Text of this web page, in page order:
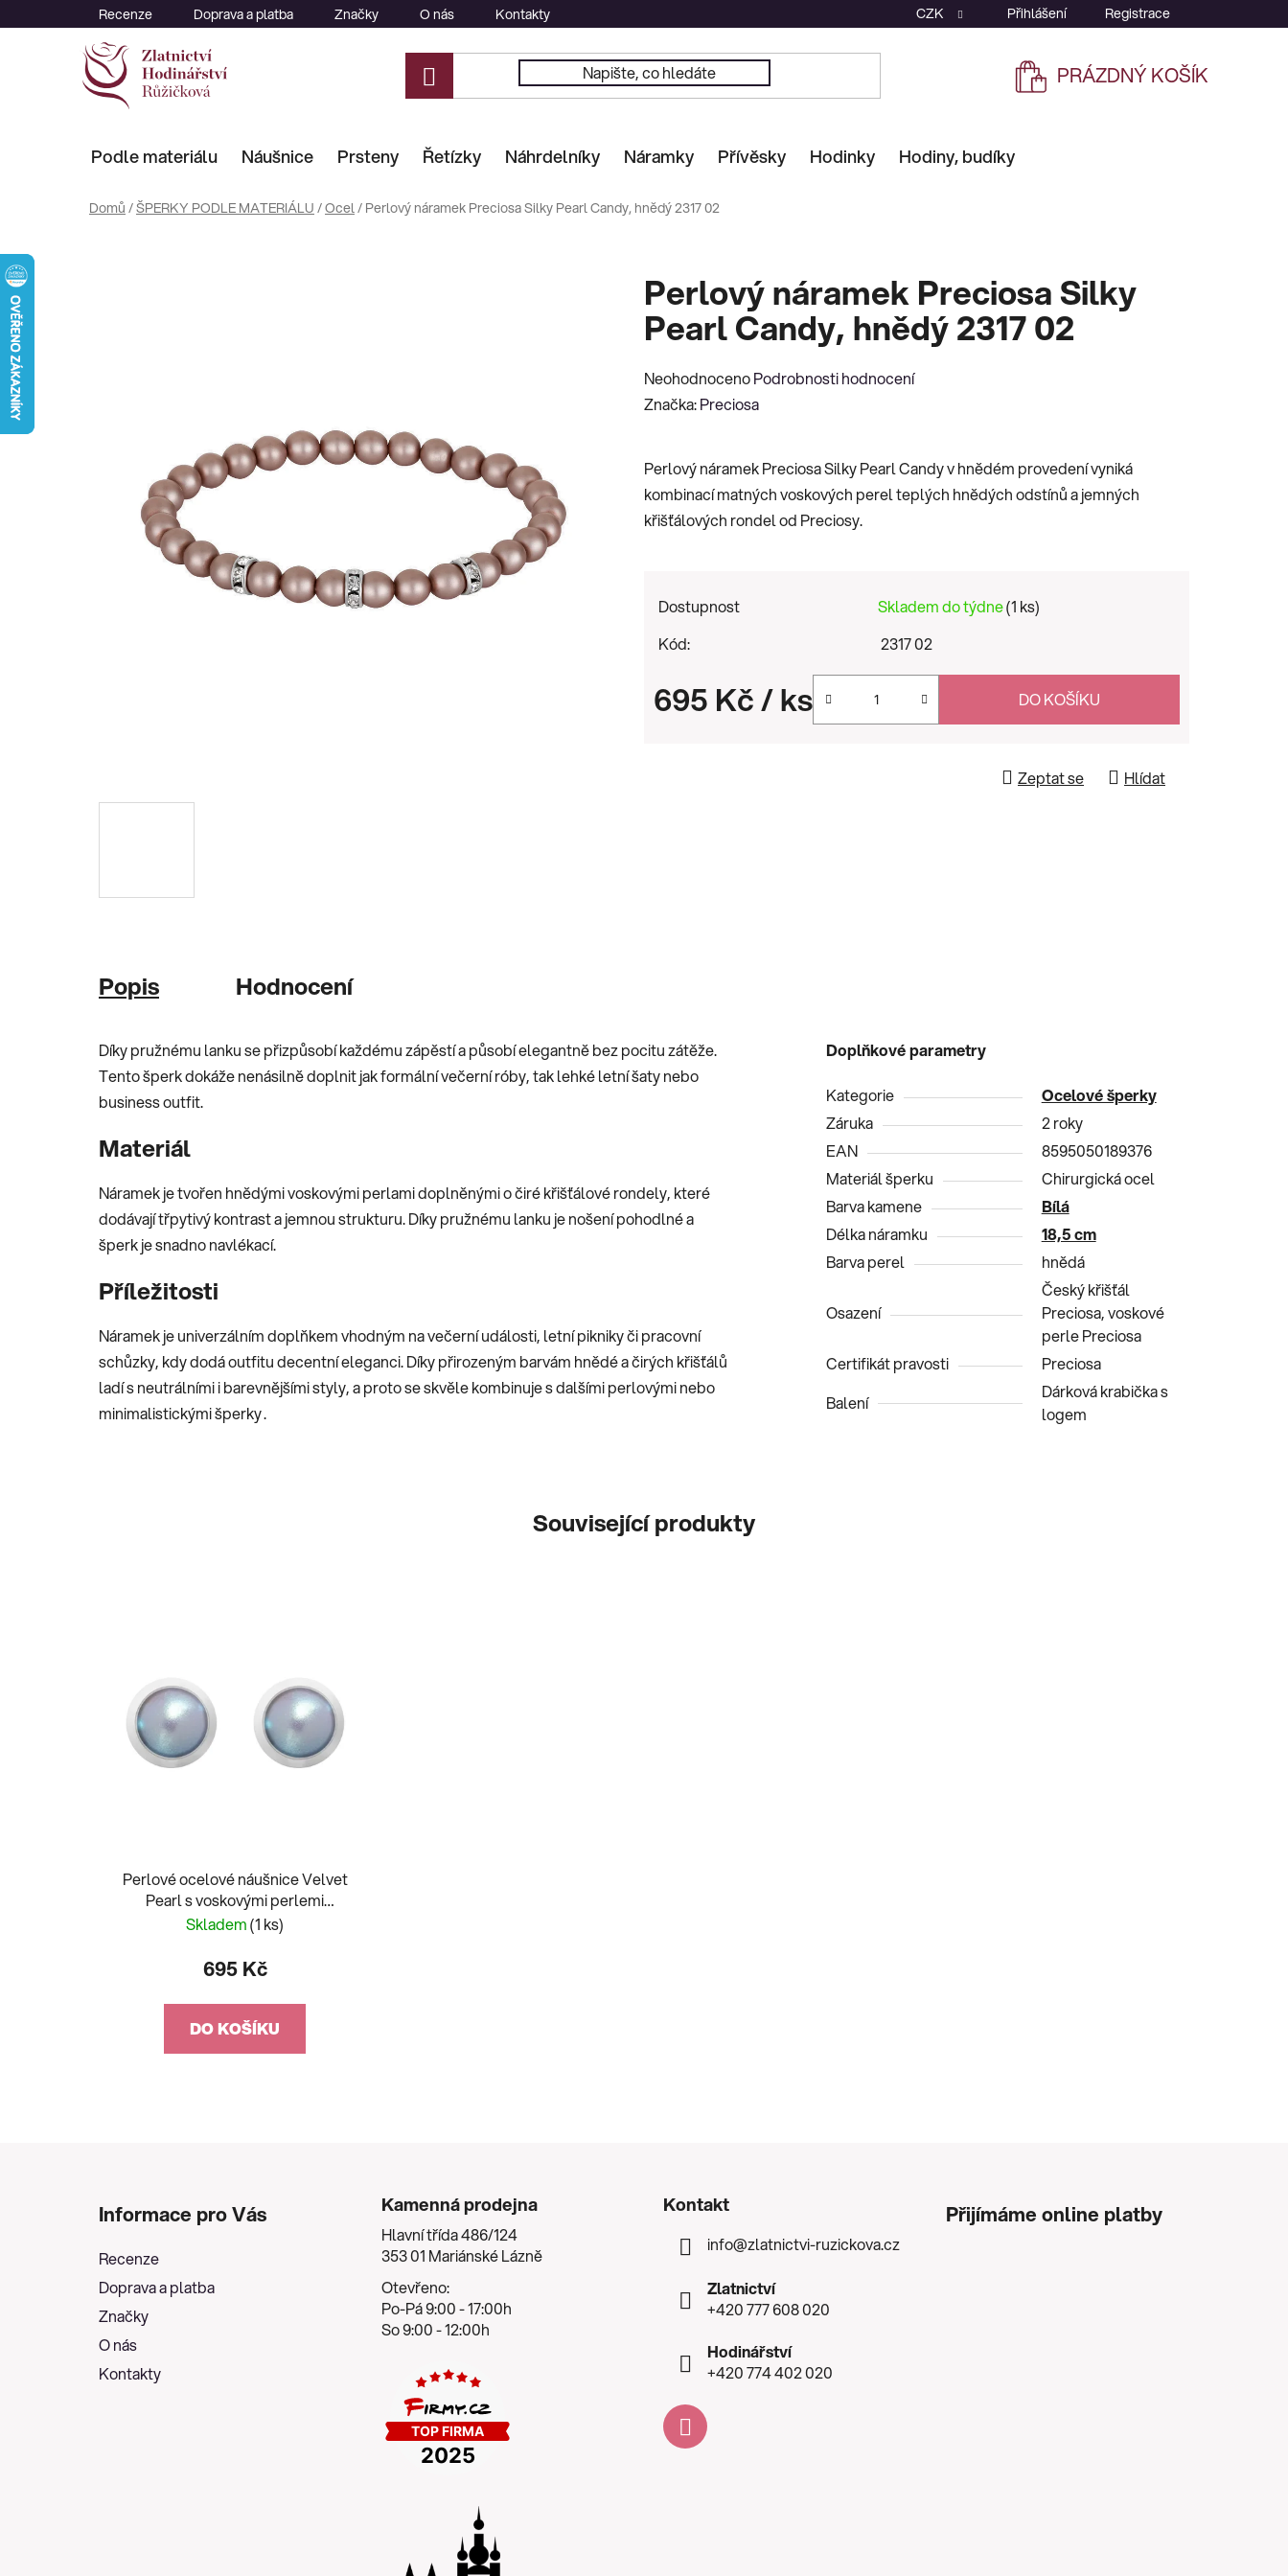
na
Recenze Doprava a platba Značky O nás Kontakty CZK Přihlášení Registrace
NÁKUPNÍ
PRÁZDNÝ KOŠÍK
Podle materiálu Náušnice Prsteny Řetízky Náhrdelníky Náramky Přívěsky Hodinky Hodiny, budíky
Domů /ŠPERKY PODLE MATERIÁLU /Ocel/ Perlový náramek Preciosa Silky Pearl Candy, hnědý 2317 02
Perlový náramek Preciosa Silky
Pearl Candy, hnědý 2317 02
Průměrné
hodnocení
0,0
z
5
NeohodnocenoPodrobnosti hodnocení
Značka:Preciosa
Perlový náramek Preciosa Silky Pearl Candy v hnědém provedení vyniká
kombinací matných voskových perel teplých hnědých odstínů a jemných
křišťálových rondel od Preciosy.
Dostupnost Skladem do týdne(1 ks)
Kód:
2317 02
695 Kč/ ks DO KOŠÍKU
Zeptat se Hlídat
Popis Hodnocení
Díky pružnému lanku se přizpůsobí každému zápěstí a působí elegantně bez pocitu zátěže.
Tento šperk dokáže nenásilně doplnit jak formální večerní róby, tak lehké letní šaty nebo
business outfit.
Materiál
Náramek je tvořen hnědými voskovými perlami doplněnými o čiré křišťálové rondely, které
dodávají třpytivý kontrast a jemnou strukturu. Díky pružnému lanku je nošení pohodlné a
šperk je snadno navlékací.
Příležitosti
Náramek je univerzálním doplňkem vhodným na večerní události, letní pikniky či pracovní
schůzky, kdy dodá outfitu decentní eleganci. Díky přirozeným barvám hnědé a čirých křišťálů
ladí s neutrálními i barevnějšími styly, a proto se skvěle kombinuje s dalšími perlovými nebo
minimalistickými šperky .
Doplňkové parametry
Kategorie
Ocelové šperky
Záruka
2 roky
EAN
8595050189376
Materiál šperku
Chirurgická ocel
Barva kamene
Bílá
Délka náramku
18,5 cm
Barva perel
hnědá
Osazení
Český křišťál
Preciosa, voskové
perle Preciosa
Certifikát pravosti
Preciosa
Balení
Dárková krabička s
logem
Související produkty
Perlové ocelové náušnice Velvet
Pearl s voskovými perlemi
Preciosa, šedé
Skladem(1 ks)
695 Kč
DO KOŠÍKU
Informace pro Vás
Recenze
Doprava a platba
Značky
O nás
Kontakty
Kamenná prodejna
Hlavní třída 486/124
353 01 Mariánské Lázně
Otevřeno:
Po-Pá 9:00 - 17:00h
So 9:00 - 12:00h
Kontakt
info@zlatnictvi-ruzickova.cz
Zlatnictví
+420 777 608 020
Hodinářství
+420 774 402 020
Přijímáme online platby